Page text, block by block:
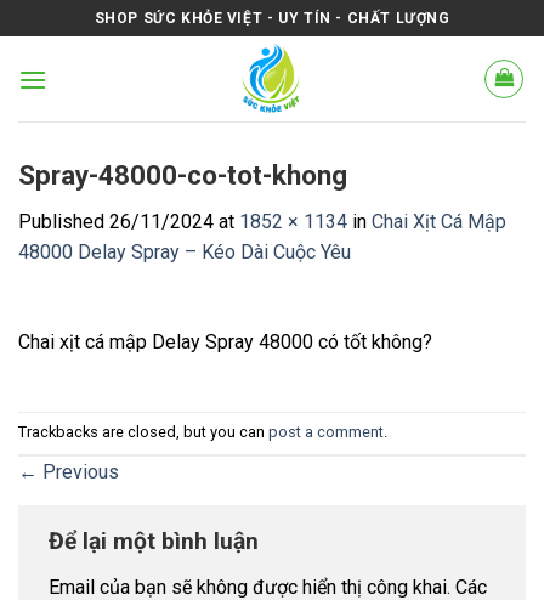
to
content
SHOP SỨC KHỎE VIỆT - UY TÍN - CHẤT LƯỢNG
Spray-48000-co-tot-khong
Published 26/11/2024 at 1852 × 1134 in Chai Xịt Cá Mập
48000 Delay Spray – Kéo Dài Cuộc Yêu
Chai xịt cá mập Delay Spray 48000 có tốt không?
Trackbacks are closed, but you can post a comment.
← Previous
Để lại một bình luận
Email của bạn sẽ không được hiển thị công khai. Các